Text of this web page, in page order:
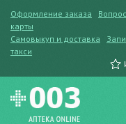
Оформление заказа
карты
Самовыкуп и доставка
такси